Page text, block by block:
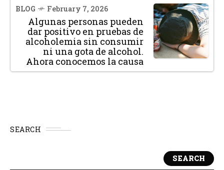
BLOG February 7, 2026
Algunas personas pueden
dar positivo en pruebas de
alcoholemia sin consumir
ni una gota de alcohol.
Ahora conocemos la causa
SEARCH
SEARCH